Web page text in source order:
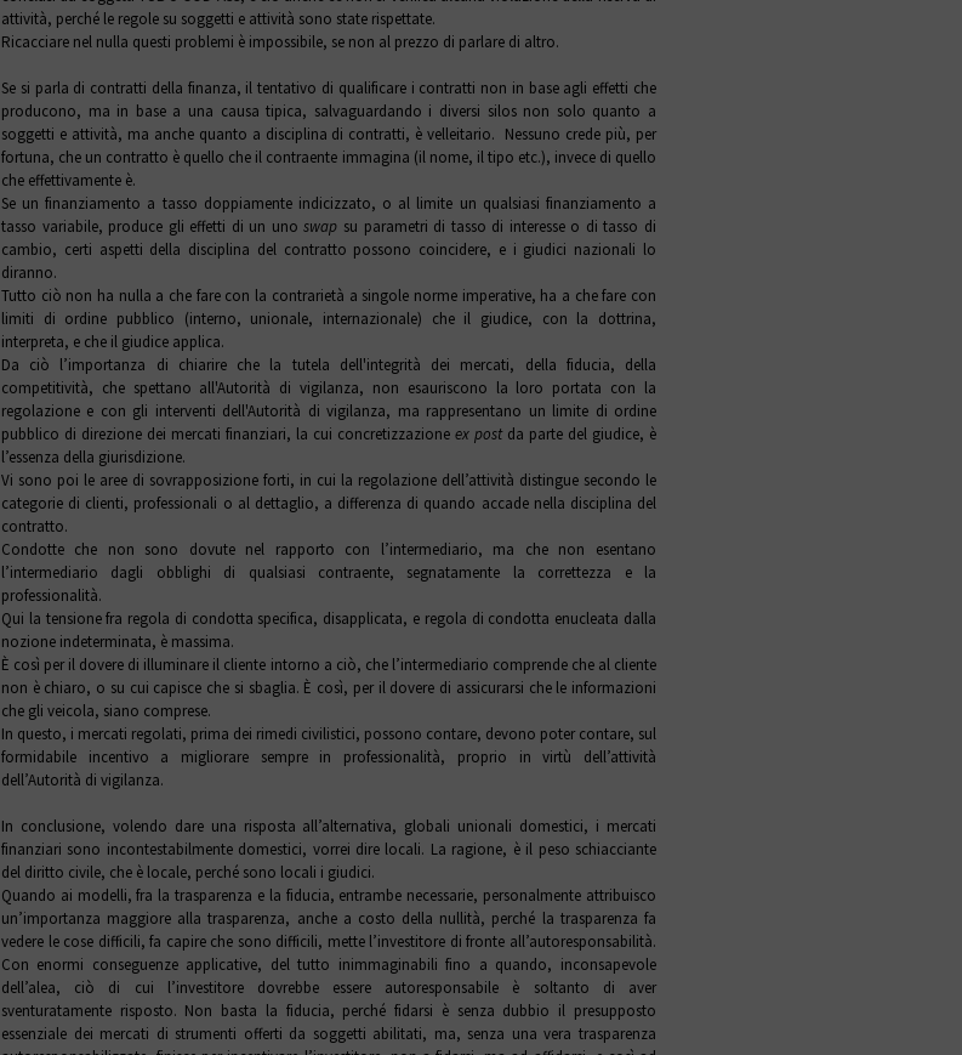
attività, perché le regole su soggetti e attività sono state rispettate.
Ricacciare nel nulla questi problemi è impossibile, se non al prezzo di parlare di altro.
Se si parla di contratti della finanza, il tentativo di qualificare i contratti non in base agli effetti che
producono, ma in base a una causa tipica, salvaguardando i diversi silos non solo quanto a
soggetti e attività, ma anche quanto a disciplina di contratti, è velleitario. Nessuno crede più, per
fortuna, che un contratto è quello che il contraente immagina (il nome, il tipo etc.), invece di quello
che effettivamente è.
Se un finanziamento a tasso doppiamente indicizzato, o al limite un qualsiasi finanziamento a
tasso variabile, produce gli effetti di un unoswap su parametri di tasso di interesse o di tasso di
cambio, certi aspetti della disciplina del contratto possono coincidere, e i giudici nazionali lo
diranno.
Tutto ciò non ha nulla a che fare con la contrarietà a singole norme imperative, ha a che fare con
limiti di ordine pubblico (interno, unionale, internazionale) che il giudice, con la dottrina,
interpreta, e che il giudice applica.
Da ciò l’importanza di chiarire che la tutela dell'integrità dei mercati, della fiducia, della
competitività, che spettano all'Autorità di vigilanza, non esauriscono la loro portata con la
regolazione e con gli interventi dell'Autorità di vigilanza, ma rappresentano un limite di ordine
pubblico di direzione dei mercati finanziari, la cui concretizzazione ex postda parte del giudice, è
l’essenza della giurisdizione.
Vi sono poi le aree di sovrapposizione forti, in cui la regolazione dell’attività distingue secondo le
categorie di clienti, professionali o al dettaglio, a differenza di quando accade nella disciplina del
contratto.
Condotte che non sono dovute nel rapporto con l’intermediario, ma che non esentano
l’intermediario dagli obblighi di qualsiasi contraente, segnatamente la correttezza e la
professionalità.
Qui la tensione fra regola di condotta specifica, disapplicata, e regola di condotta enucleata dalla
nozione indeterminata, è massima.
È così per il dovere di illuminare il cliente intorno a ciò, che l’intermediario comprende che al cliente
non è chiaro, o su cui capisce che si sbaglia. È così, per il dovere di assicurarsi che le informazioni
che gli veicola, siano comprese.
In questo, i mercati regolati, prima dei rimedi civilistici, possono contare, devono poter contare, sul
formidabile incentivo a migliorare sempre in professionalità, proprio in virtù dell’attività
dell’Autorità di vigilanza.
In conclusione, volendo dare una risposta all’alternativa, globali unionali domestici, i mercati
finanziari sono incontestabilmente domestici, vorrei dire locali. La ragione, è il peso schiacciante
del diritto civile, che è locale, perché sono locali i giudici.
Quando ai modelli, fra la trasparenza e la fiducia, entrambe necessarie, personalmente attribuisco
un’importanza maggiore alla trasparenza, anche a costo della nullità, perché la trasparenza fa
vedere le cose difficili, fa capire che sono difficili, mette l’investitore di fronte all’autoresponsabilità.
Con enormi conseguenze applicative, del tutto inimmaginabili fino a quando, inconsapevole
dell’alea, ciò di cui l’investitore dovrebbe essere autoresponsabile è soltanto di aver
sventuratamente risposto. Non basta la fiducia, perché fidarsi è senza dubbio il presupposto
essenziale dei mercati di strumenti offerti da soggetti abilitati, ma, senza una vera trasparenza